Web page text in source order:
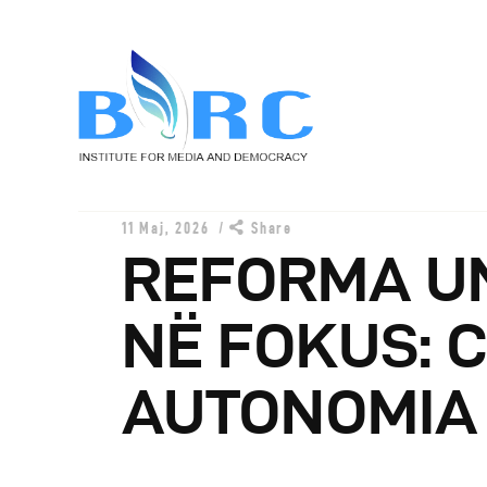
11 Maj, 2026 Share
REFORMA
NË FOKUS: